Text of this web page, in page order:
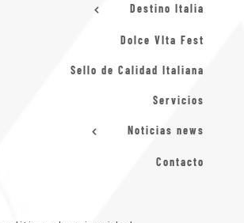
Destino Italia
Dolce VIta Fest
Sello de Calidad Italiana
Servicios
Noticias news
Contacto